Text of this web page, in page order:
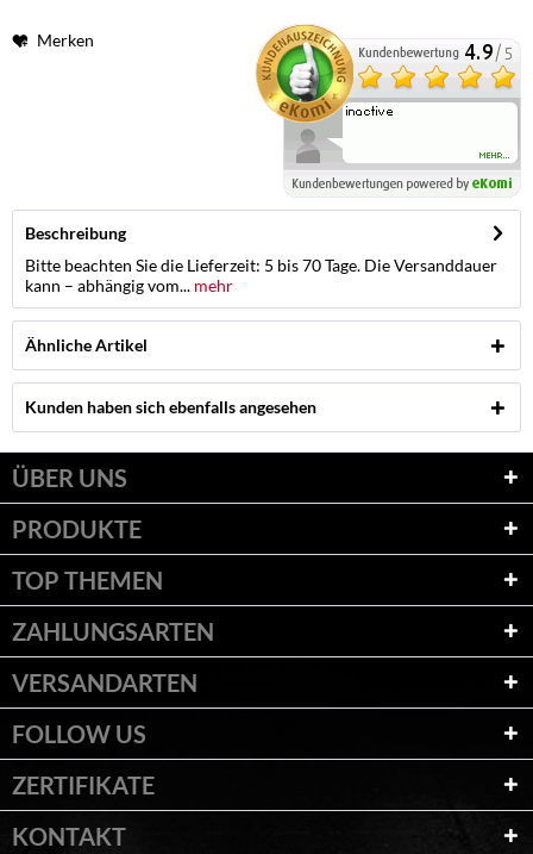
Merken
Beschreibung
Bitte beachten Sie die Lieferzeit: 5 bis 70 Tage. Die Versanddauer
kann – abhängig vom... mehr
Ähnliche Artikel
Kunden haben sich ebenfalls angesehen
ÜBER UNS
PRODUKTE
TOP THEMEN
ZAHLUNGSARTEN
VERSANDARTEN
FOLLOW US
ZERTIFIKATE
KONTAKT